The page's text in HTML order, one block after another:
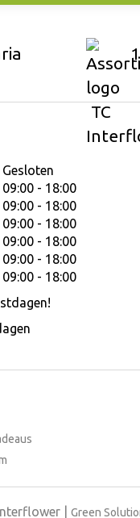
Gesloten
09:00 - 18:00
09:00 - 18:00
09:00 - 18:00
09:00 - 18:00
09:00 - 18:00
09:00 - 18:00
Green